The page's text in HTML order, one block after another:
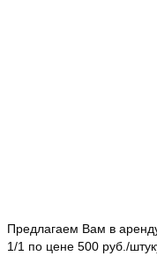
Предлагаем Вам в
1/1 по цене 500 руб./